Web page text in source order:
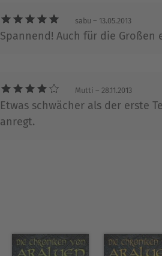
sabu – 13.05.2013
Spannend! Auch für die Großen
Mutti – 28.11.2013
Etwas schwächer als der erste
anregt.